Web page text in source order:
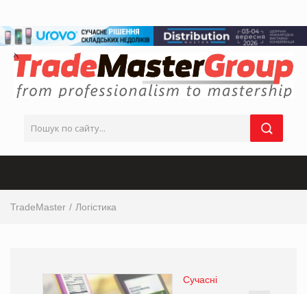
TradeMaster Логістика
Сучасні